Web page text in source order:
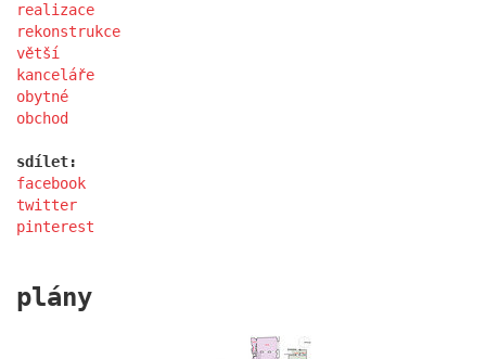
realizace
rekonstrukce
větší
kanceláře
obytné
obchod
sdílet:
facebook
twitter
pinterest
plány